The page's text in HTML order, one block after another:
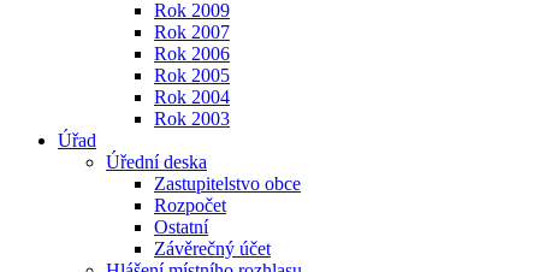
Rok 2009
Rok 2007
Rok 2006
Rok 2005
Rok 2004
Rok 2003
Úřad
Úřední deska
Zastupitelstvo obce
Rozpočet
Ostatní
Závěrečný účet